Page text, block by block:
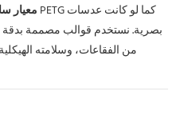
معيار
بصرية. نستخدم قوالب مصممة بدقة